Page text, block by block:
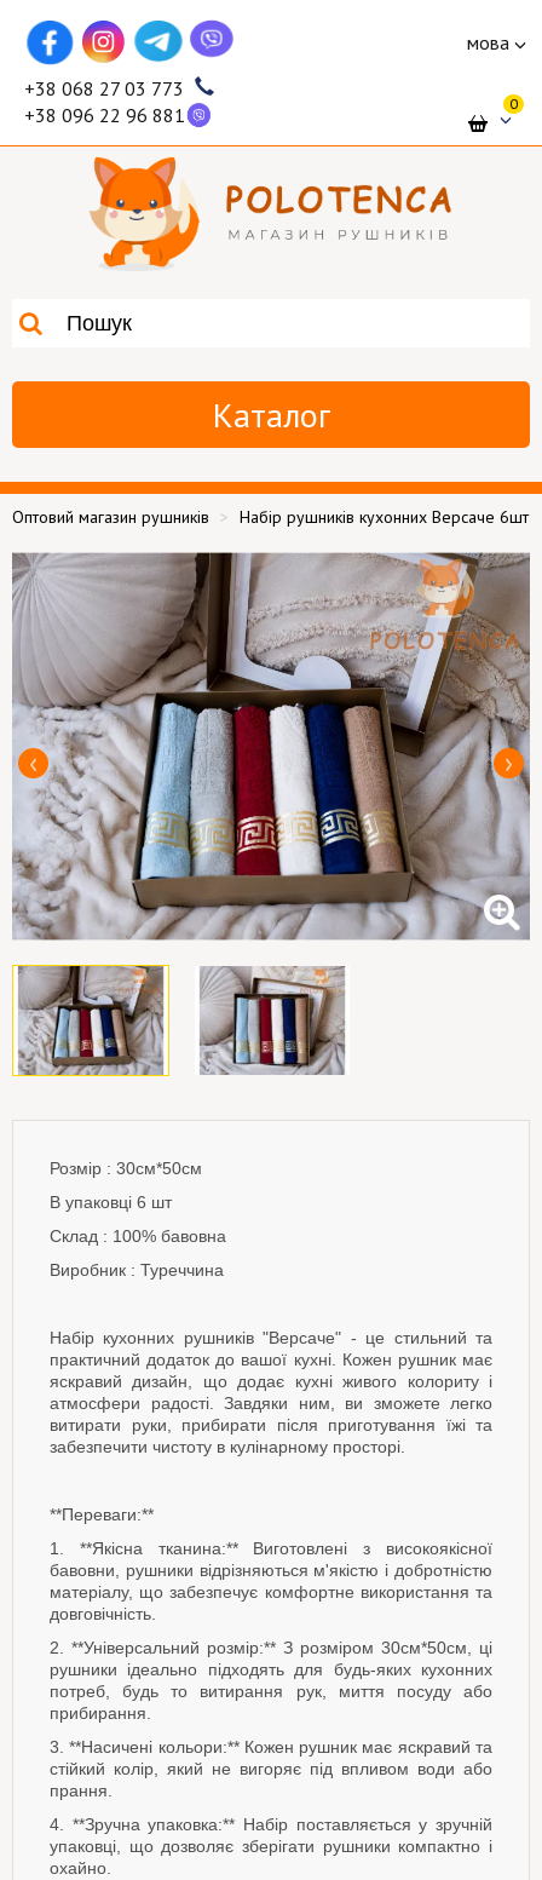
мова
+38 068 27 03 773
+38 096 22 96 881
0
Каталог
Оптовий магазин рушників Набір рушників кухонних Версаче 6шт
Розмір : 30см*50см
В упаковці 6 шт
Склад : 100% бавовна
Виробник : Туреччина
Набір кухонних рушників "Версаче" - це стильний та
практичний додаток до вашої кухні. Кожен рушник має
яскравий дизайн, що додає кухні живого колориту і
атмосфери радості. Завдяки ним, ви зможете легко
витирати руки, прибирати після приготування їжі та
забезпечити чистоту в кулінарному просторі.
**Переваги:**
1. **Якісна тканина:** Виготовлені з високоякісної
бавовни, рушники відрізняються м'якістю і добротністю
матеріалу, що забезпечує комфортне використання та
довговічність.
2. **Універсальний розмір:** З розміром 30см*50см, ці
рушники ідеально підходять для будь-яких кухонних
потреб, будь то витирання рук, миття посуду або
прибирання.
3. **Насичені кольори:** Кожен рушник має яскравий та
стійкий колір, який не вигоряє під впливом води або
прання.
4. **Зручна упаковка:** Набір поставляється у зручній
упаковці, що дозволяє зберігати рушники компактно і
охайно.